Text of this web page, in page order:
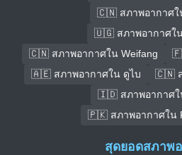
🇨🇳 สภาพอากาศใ
🇺🇬 สภาพอากาศใ
🇨🇳 สภาพอากาศใน Weifang
🇦🇪 สภาพอากาศใน ดูไบ
🇨🇳 ส
🇮🇩 สภาพอากาศใ
🇵🇰 สภาพอากาศใน
สุดยอดสภาพ